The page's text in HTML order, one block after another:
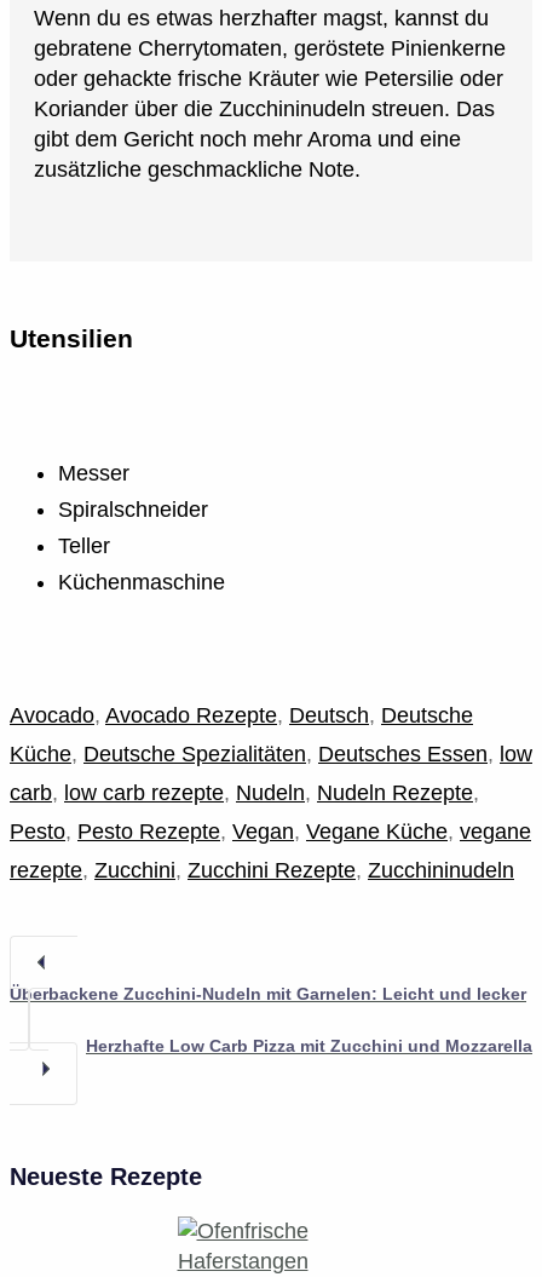
Wenn du es etwas herzhafter magst, kannst du
gebratene Cherrytomaten, geröstete Pinienkerne
oder gehackte frische Kräuter wie Petersilie oder
Koriander über die Zucchininudeln streuen. Das
gibt dem Gericht noch mehr Aroma und eine
zusätzliche geschmackliche Note.
Utensilien
Messer
Spiralschneider
Teller
Küchenmaschine
Avocado, Avocado Rezepte, Deutsch, Deutsche
Küche, Deutsche Spezialitäten, Deutsches Essen, low
carb, low carb rezepte, Nudeln, Nudeln Rezepte,
Pesto, Pesto Rezepte, Vegan, Vegane Küche, vegane
rezepte, Zucchini, Zucchini Rezepte, Zucchininudeln
Überbackene Zucchini-Nudeln mit Garnelen: Leicht und lecker
Herzhafte Low Carb Pizza mit Zucchini und Mozzarella
Neueste Rezepte